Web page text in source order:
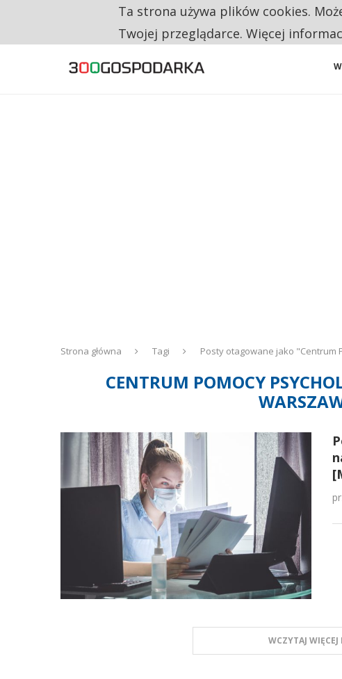
CO TRZECIĄ ZŁOTÓWKĘ Z EMERYTURY
Strona główna Tagi Posty otagowane jako "Centrum
CENTRUM POMOCY
WCZYTAJ
Ta strona używa plików cookies.
Twojej przeglądarce. Więcej